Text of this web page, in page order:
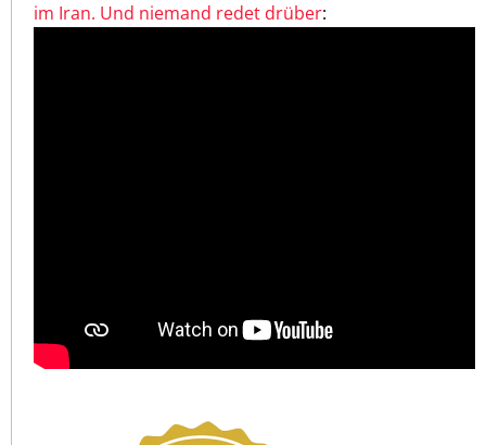
im Iran. Und niemand redet drüber: